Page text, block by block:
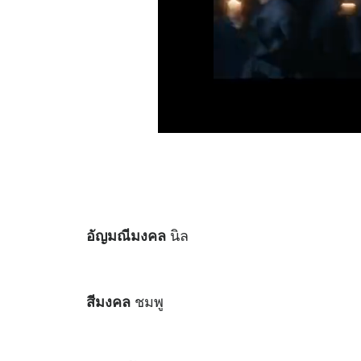
อัญมณีมงคล นิล
สีมงคล ชมพู